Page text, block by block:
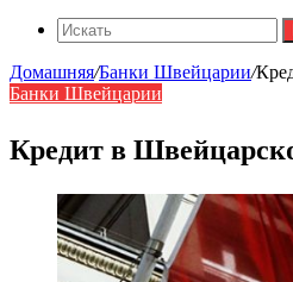
Домашняя/Банки Швейцарии/
Банки Швейцарии
Кредит в